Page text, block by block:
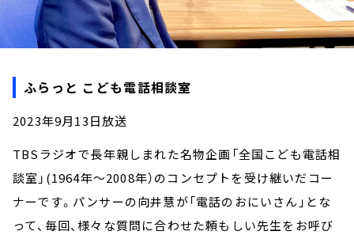
ふらっと こども電話相談室
2023年9月13日放送
TBSラジオで長年親しまれた名物企画「全国こども電話相
談室」(1964年～2008年）のコンセプトを受け継いだコー
ナーです。パンサーの向井慧が「電話のおにいさん」とな
って、毎回、様々な質問に合わせた頼もしい先生をお呼び